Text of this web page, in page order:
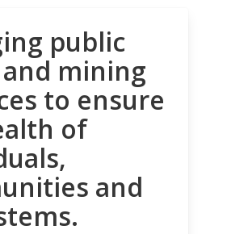
public
mining
to ensure
of
and